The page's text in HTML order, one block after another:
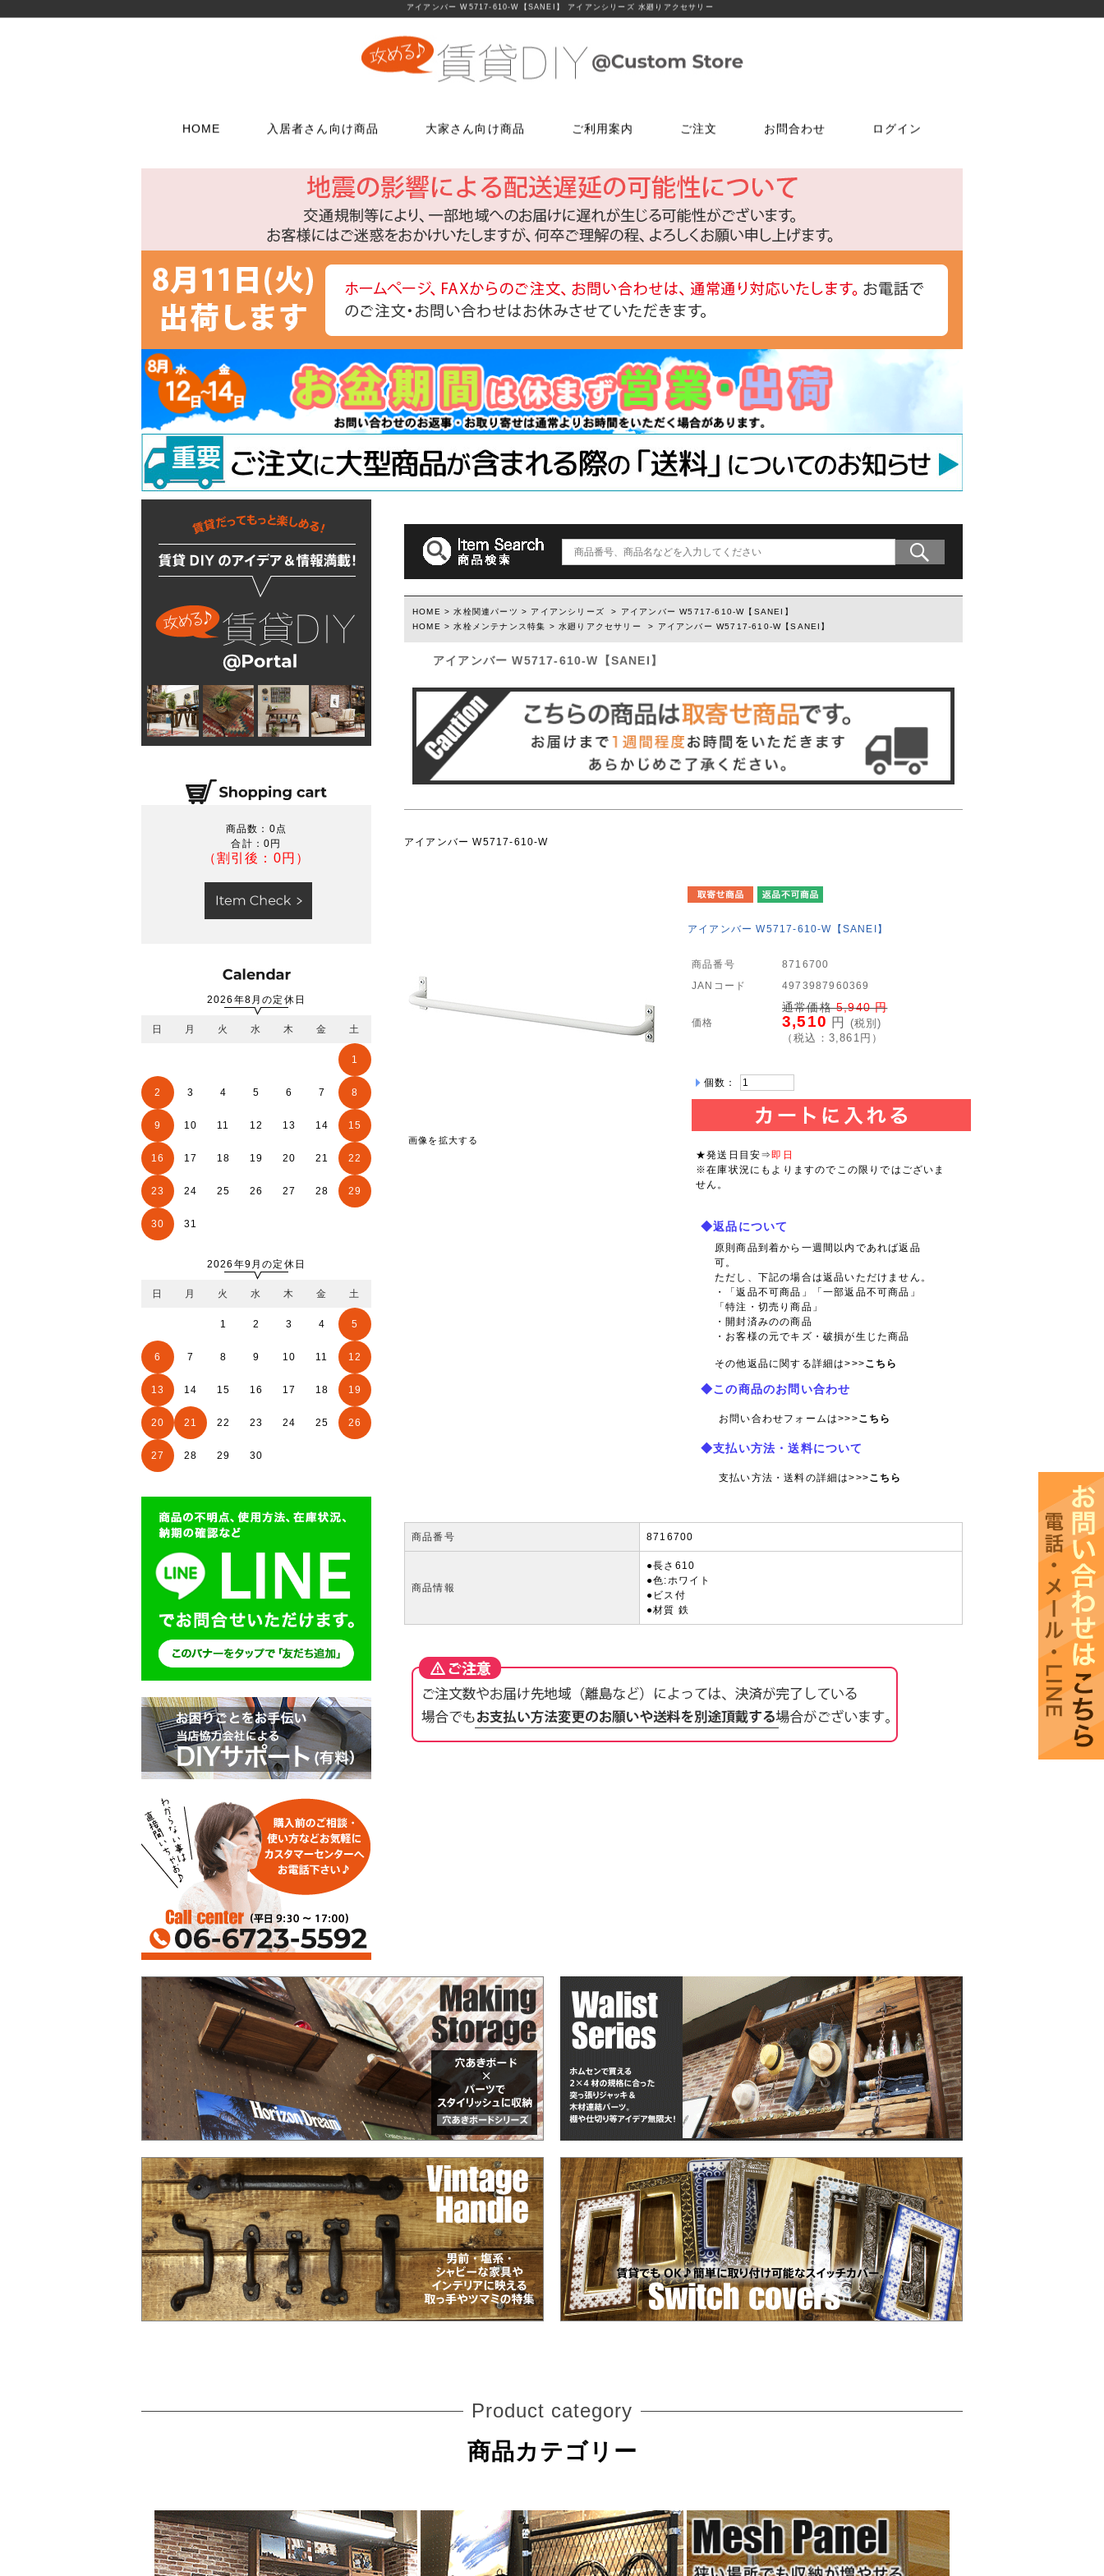
アイアンバー W5717-610-W【SANEI】 アイアンシリーズ 水廻りアクセサリー
HOME 入居者さん向け商品
ウォールステッカー
ラスティシリーズ
掃除・汚れ・サビ落し
扉・窓・家具に使う
つまみ
丁番
スイッチプレート
コンセントプレート
ダボ
あおり止め
吊り金具
固定金具
掛金
隅金
建築金物
床に使う
貼ってはがせるクッションフロア
フローリング補修グッズ
貼って剥がせるカーペットシート
ジョイントロック
水回りに使う
FiberFix(ファイバーフックス)
木材・材料
塗装済み木材UROCO
工具・道具
ローラー・ハケ
マスカー
その他道具類
反射・蓄光・フェルトテープ
接着剤
ゴムロープ・ゴムバンド
ビス・サブパーツ
ソーホースブラケット
テーブル脚
石膏ボード用アンカー
棚柱
コンクリート等用アンカー
1×4、2×4の木材専用連結金具
「ジョイントプレート」
かんたんあんしん珪藻土
取っ手(ダルトン)
つまみ(ダルトン)
フック(ダルトン)
ウィルス・菌除去シート
大家さん向け商品
トイレ用品
浴室用品
流し台所用品
洗面用品
配管部品
水廻りアクセサリー
鍵・ドアノブ交換パーツ
玄関扉の錠・ドアノブ
浴室用ドアノブ
室内用ドアノブ
トイレ用ドアノブ
室内用鍵付きドアノブ
ウィルス・菌除去シート
床に使う
貼ってはがせるクッションフロア
フローリング補修グッズ
貼って剥がせるカーペットシート
ジョイントロック
水回りに使う
特選商品
アルコールチェッカー
特注アミド
ご利用案内 ご注文
お電話でのご注文
06-6723-5060
カスタマーセンター
平日9：30～17：00
FAXでのご注文
06-7635-5174
FAX注文用紙はこちら
メールでのご注文はこちら
お問合わせ
問合わせフォーム
こちらから
お電話でのご注文
06-6723-5060
カスタマーセンター
平日9：30～17：00
LINEでお問合せは
こちらから友達追加
ログイン
商品数：0点
合計：0円
（割引後：0円）
2026年8月の定休日
日 月 火 水 木 金 土
1
2 3 4 5 6 7 8
9 10 11 12 13 14 15
16 17 18 19 20 21 22
23 24 25 26 27 28 29
30 31
2026年9月の定休日
日 月 火 水 木 金 土
1 2 3 4 5
6 7 8 9 10 11 12
13 14 15 16 17 18 19
20 21 22 23 24 25 26
27 28 29 30
HOME >水栓関連パーツ > アイアンシリーズ > アイアンバー W5717-610-W【SANEI】
HOME >水栓メンテナンス特集 >水廻りアクセサリー > アイアンバー W5717-610-W【SANEI】
アイアンバー W5717-610-W【SANEI】
アイアンバー W5717-610-W
画像を拡大する
アイアンバー W5717-610-W【SANEI】
商品番号
8716700
JANコード
4973987960369
価格
通常価格5,940円
3,510 円 (税別)
（税込： 3,861 円）
個数：
★発送日目安⇒ 即日
※在庫状況にもよりますのでこの限りではございま
せん。
◆返品について
原則商品到着から一週間以内であれば返品
可。
ただし、下記の場合は返品いただけません。
・「返品不可商品」「一部返品不可商品」
「特注・切売り商品」
・開封済みのの商品
・お客様の元でキズ・破損が生じた商品
その他返品に関する詳細は>>>こちら
◆この商品のお問い合わせ
お問い合わせフォームは>>>こちら
◆支払い方法・送料について
支払い方法・送料の詳細は>>>こちら
商品番号 8716700
商品情報
●長さ610
●色:ホワイト
●ビス付
●材質 鉄
Product category
商品カテゴリー